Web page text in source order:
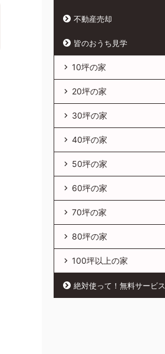
不動産売却
皆のおうち見学
10坪の家
20坪の家
30坪の家
40坪の家
50坪の家
60坪の家
70坪の家
80坪の家
100坪以上の家
絶対使って！無料サービス